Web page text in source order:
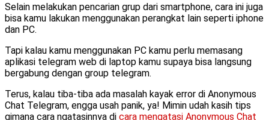
Selain melakukan pencarian grup dari smartphone, cara ini juga
bisa kamu lakukan menggunakan perangkat lain seperti iphone
dan PC.
Tapi kalau kamu menggunakan PC kamu perlu memasang
aplikasi telegram web di laptop kamu supaya bisa langsung
bergabung dengan group telegram.
Terus, kalau tiba-tiba ada masalah kayak error di Anonymous
Chat Telegram, engga usah panik, ya! Mimin udah kasih tips
gimana cara ngatasinnya di cara mengatasi Anonymous Chat